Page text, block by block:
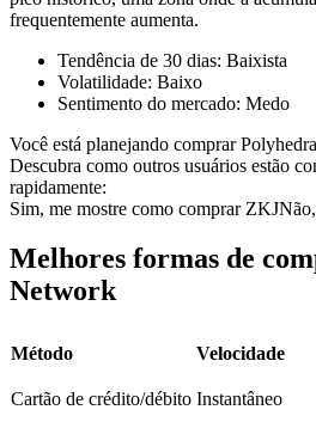
Futuros de USDC
Futuros usando USDC como
Copiar Trading
Junte-se aos principais traders
frequentemente aumenta.
Tendência de 30 dias: Baixista
Volatilidade: Baixo
Sentimento do mercado: Medo
Você está planejando comprar
Descubra como outros usuários estão
rapidamente:
Sim, me mostre como comprar ZKJ
Melhores formas de
Network
Método Velocidade
Cartão de crédito/débito Instantâneo